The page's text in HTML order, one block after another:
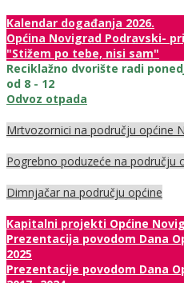
Kalendar događanja 2026.
Općina Novigrad Podravski-
"Stižem po tebe, nisi sam"
Reciklažno dvorište radi
od 8 - 12
Odvoz otpada
Mrtvozornici na području općine
Pogrebno poduzeće na području
Dimnjačar na području općine
Kapitalni projekti Općine
Prezentacija povodom Dana
2025
Prezentacije povodom Dana